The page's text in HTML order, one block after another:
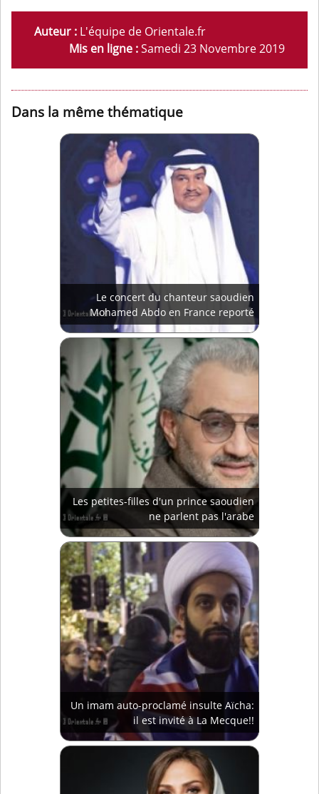
Auteur : L'équipe de Orientale.fr
Mis en ligne :Samedi 23 Novembre 2019
Dans la même thématique
Le concert du chanteur saoudien
Mohamed Abdo en France reporté
Les petites-filles d'un prince saoudien
ne parlent pas l'arabe
Un imam auto-proclamé insulte Aïcha:
il est invité à La Mecque!!